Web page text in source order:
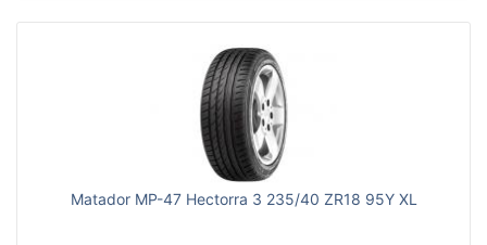
Matador MP-47 Hectorra 3 235/40 ZR18 95Y XL